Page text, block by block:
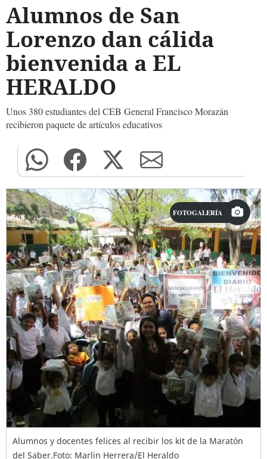
Alumnos de San
Lorenzo dan cálida
bienvenida a EL
HERALDO
Unos 380 estudiantes del CEB General Francisco Morazán
recibieron paquete de artículos educativos
FOTOGALERÍA
Alumnos y docentes felices al recibir los kit de la Maratón
del Saber.Foto: Marlin Herrera/El Heraldo